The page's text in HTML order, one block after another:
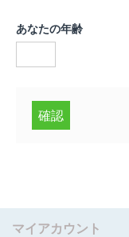
あなたの年齢
確認
マイアカウント